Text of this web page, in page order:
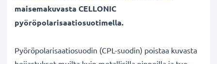
maisemakuvasta CELLONIC
pyöröpolarisaatiosuotimella.
Pyöröpolarisaatiosuodin (CPL-suodin) poistaa kuvasta